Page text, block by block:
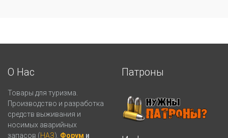
О Нас
Товары для туризма.
Производство и разработка
средств выживания и
носимых аварийных
запасов (НАЗ). Форум и
Патроны